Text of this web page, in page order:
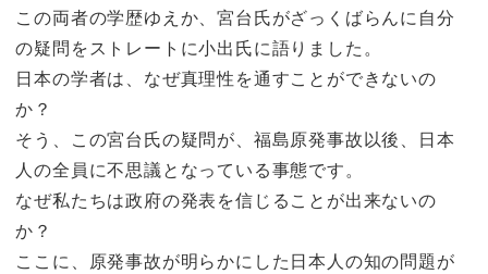
この両者の学歴ゆえか、宮台氏がざっくばらんに自分
の疑問をストレートに小出氏に語りました。
日本の学者は、なぜ真理性を通すことができないの
か？
そう、この宮台氏の疑問が、福島原発事故以後、日本
人の全員に不思議となっている事態です。
なぜ私たちは政府の発表を信じることが出来ないの
か？
ここに、原発事故が明らかにした日本人の知の問題が